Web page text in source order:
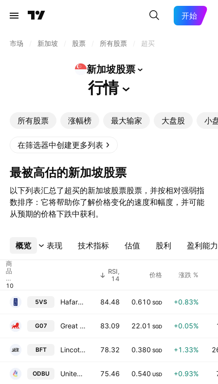
开始
市场 新加坡 股票 所有股票 超买
新加坡股票
行情
所有股票 涨幅榜 最大输家 大盘股 小
在筛选器中创建更多列表
最被高估的新加坡股票
以下列表汇总了超买的新加坡股票股票，并按相对强弱指
数排序：它将帮助你了解价格变化的速度和幅度，并可能
从预期的价格下跌中获利。
概览 表现 技术指标 估值 股利 盈利能力
更多
商
品
代
码
RSI,
14
价格 涨跌 %
5VS Hafary Holdings Limited 84.48 0.610 SGD +0.83%
G07 Great Eastern Holdings Limited 83.09 22.01 SGD +0.05%
BFT Lincotrade & Associates Holdings Limited 78.32 0.380 SGD +1.33%
ODBU United Hampshire US Real Estate Investment Trust 75.46 0.540 USD +0.93%